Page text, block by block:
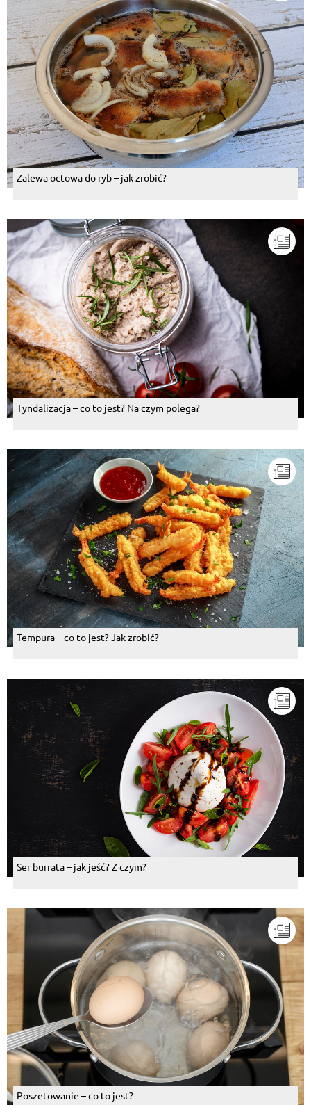
Zalewa octowa do ryb – jak zrobić?
Tyndalizacja – co to jest? Na czym polega?
Tempura – co to jest? Jak zrobić?
Ser burrata – jak jeść? Z czym?
Poszetowanie – co to jest?